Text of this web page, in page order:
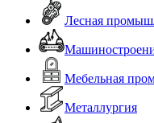
Лесная
Мебельная
Металлургия